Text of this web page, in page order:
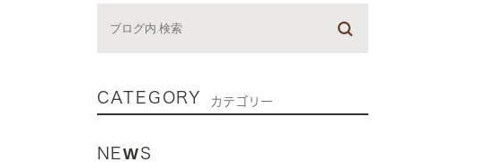
CATEGORY カテゴリー
NEWS